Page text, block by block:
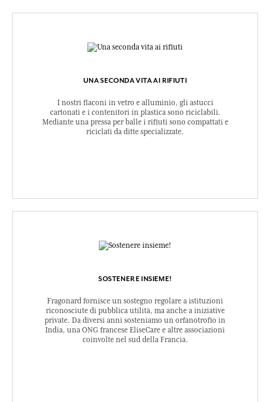
UNA SECONDA VITA AI RIFIUTI
I nostri flaconi in vetro e alluminio, gli astucci
cartonati e i contenitori in plastica sono riciclabili.
Mediante una pressa per balle i rifiuti sono compattati e
riciclati da ditte specializzate.
SOSTENERE INSIEME!
Fragonard fornisce un sostegno regolare a istituzioni
riconosciute di pubblica utilità, ma anche a iniziative
private. Da diversi anni sosteniamo un orfanotrofio in
India, una ONG francese EliseCare e altre associazioni
coinvolte nel sud della Francia.